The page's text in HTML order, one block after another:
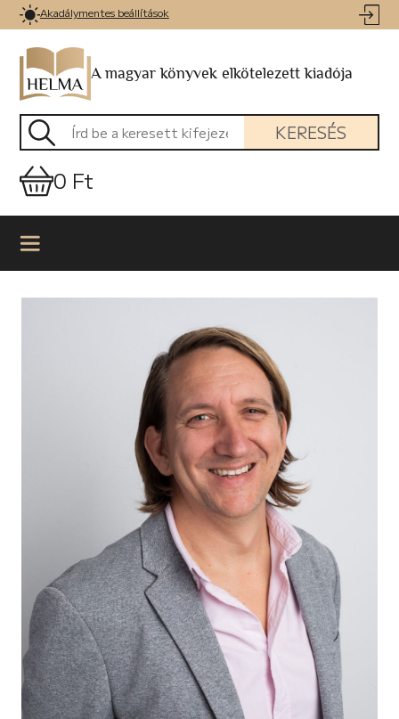
Akadálymentes beállítások
A magyar könyvek elkötelezett kiadója
KERESÉS
0 Ft